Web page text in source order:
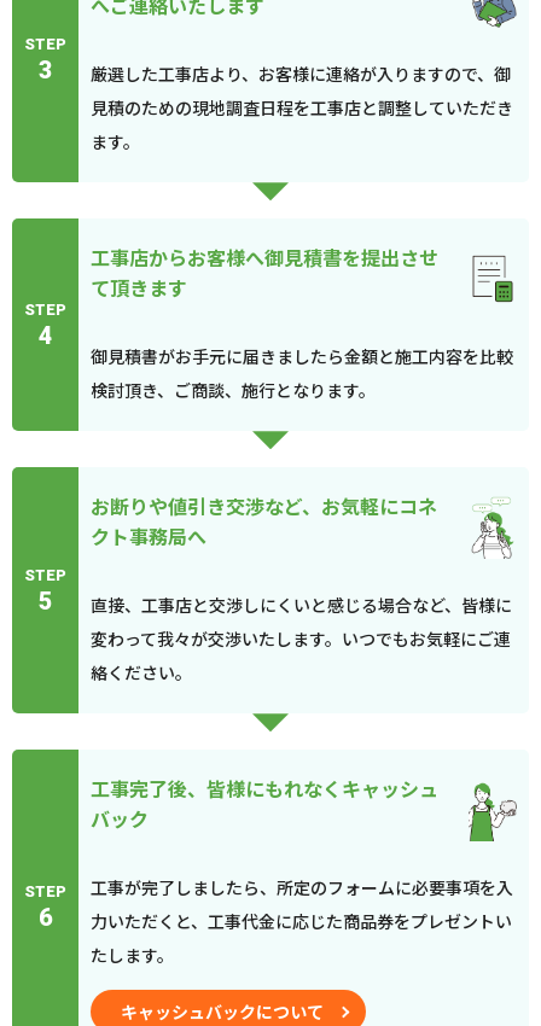
STEP
3
厳選した工事店より、お客様に連絡が入りますので、御
見積のための現地調査日程を工事店と調整していただき
ます。
STEP
4
工事店からお客様へ御見積書を提出させ
て頂きます
御見積書がお手元に届きましたら金額と施工内容を比較
検討頂き、ご商談、施行となります。
STEP
5
お断りや値引き交渉など、お気軽にコネ
クト事務局へ
直接、工事店と交渉しにくいと感じる場合など、皆様に
変わって我々が交渉いたします。いつでもお気軽にご連
絡ください。
STEP
6
工事完了後、皆様にもれなくキャッシュ
バック
工事が完了しましたら、所定のフォームに必要事項を入
力いただくと、工事代金に応じた商品券をプレゼントい
たします。
キャッシュバックについて